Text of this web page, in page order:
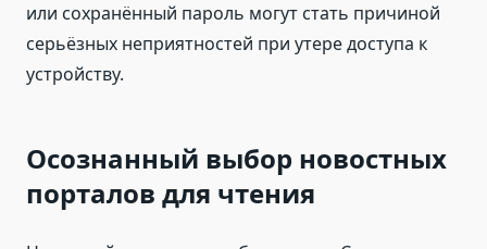
или сохранённый пароль могут стать причиной
серьёзных неприятностей при утере доступа к
устройству.
Осознанный выбор новостных
порталов для чтения